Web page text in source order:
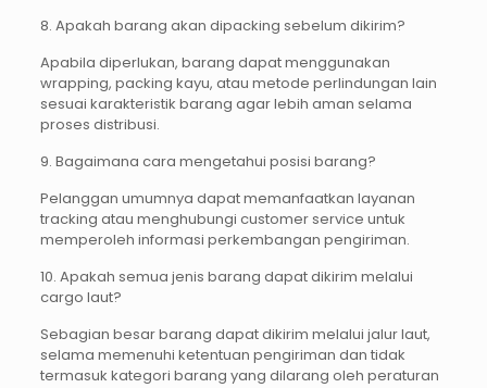
8. Apakah barang akan dipacking sebelum dikirim?
Apabila diperlukan, barang dapat menggunakan
wrapping, packing kayu, atau metode perlindungan lain
sesuai karakteristik barang agar lebih aman selama
proses distribusi.
9. Bagaimana cara mengetahui posisi barang?
Pelanggan umumnya dapat memanfaatkan layanan
tracking atau menghubungi customer service untuk
memperoleh informasi perkembangan pengiriman.
10. Apakah semua jenis barang dapat dikirim melalui
cargo laut?
Sebagian besar barang dapat dikirim melalui jalur laut,
selama memenuhi ketentuan pengiriman dan tidak
termasuk kategori barang yang dilarang oleh peraturan